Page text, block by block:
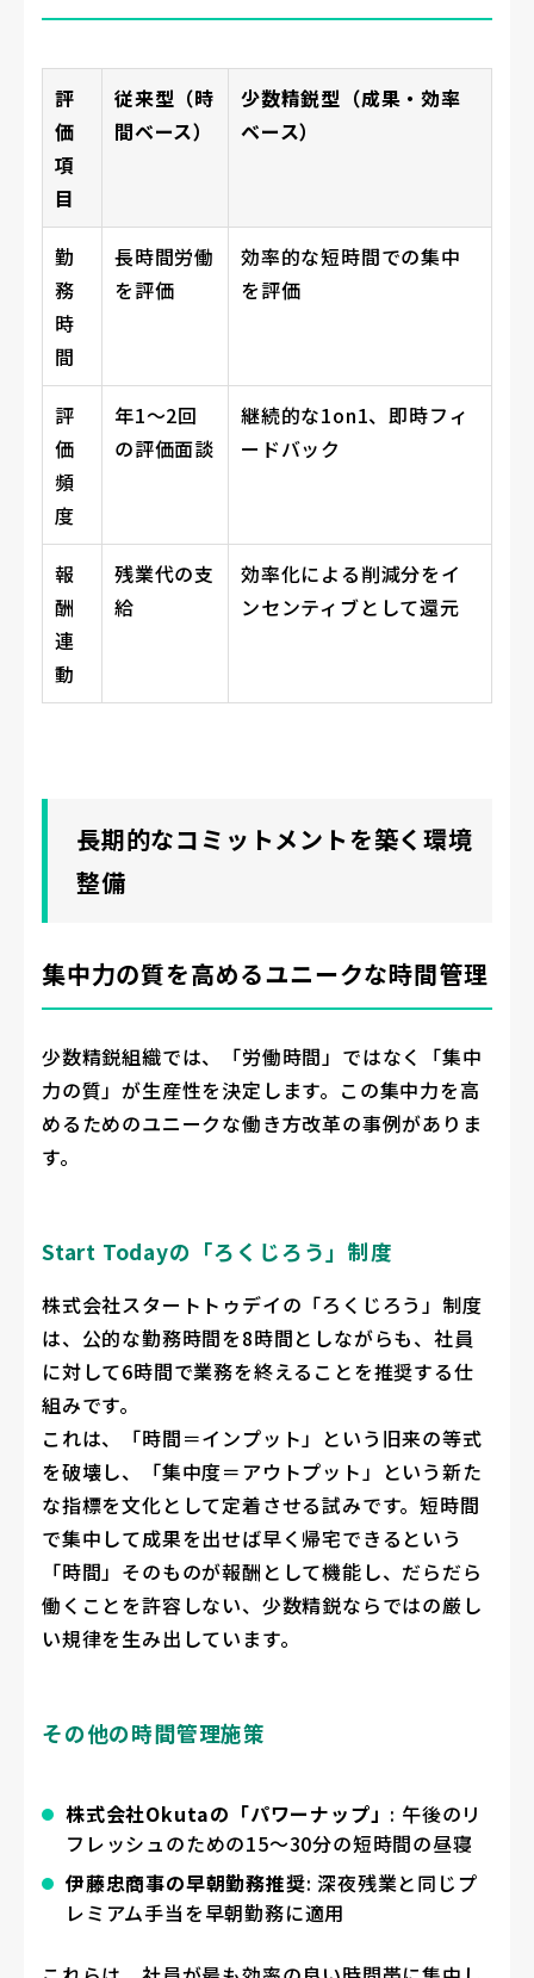
評
価
項
目
従来型（時
間ベース）
少数精鋭型（成果・効率
ベース）
勤
務
時
間
長時間労働
を評価
効率的な短時間での集中
を評価
評
価
頻
度
年1〜2回
の評価面談
継続的な1on1、即時フィ
ードバック
報
酬
連
動
残業代の支
給
効率化による削減分をイ
ンセンティブとして還元
長期的なコミットメントを築く環境
整備
集中力の質を高めるユニークな時間管理
少数精鋭組織では、「労働時間」ではなく「集中
力の質」が生産性を決定します。この集中力を高
めるためのユニークな働き方改革の事例がありま
す。
Start Todayの「ろくじろう」制度
株式会社スタートトゥデイの「ろくじろう」制度
は、公的な勤務時間を8時間としながらも、社員
に対して6時間で業務を終えることを推奨する仕
組みです。
これは、「時間＝インプット」という旧来の等式
を破壊し、「集中度＝アウトプット」という新た
な指標を文化として定着させる試みです。短時間
で集中して成果を出せば早く帰宅できるという
「時間」そのものが報酬として機能し、だらだら
働くことを許容しない、少数精鋭ならではの厳し
い規律を生み出しています。
その他の時間管理施策
株式会社Okutaの「パワーナップ」 : 午後のリ
フレッシュのための15〜30分の短時間の昼寝
伊藤忠商事の早朝勤務推奨: 深夜残業と同じプ
レミアム手当を早朝勤務に適用